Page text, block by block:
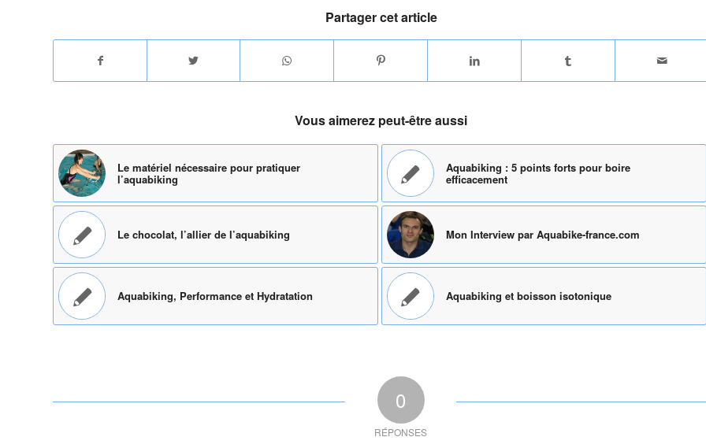
Partager cet article
Vous aimerez peut-être aussi
Le matériel nécessaire pour pratiquer
l’aquabiking
Aquabiking : 5 points forts pour boire
efficacement
Le chocolat, l’allier de l’aquabiking Mon Interview par Aquabike-france.com
Aquabiking, Performance et Hydratation Aquabiking et boisson isotonique
0
RÉPONSES